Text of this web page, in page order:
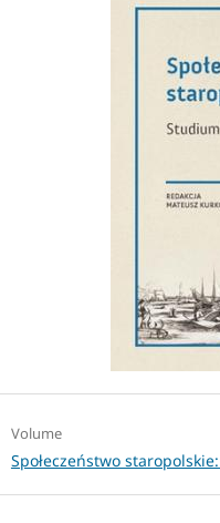
Volume
Społeczeństwo